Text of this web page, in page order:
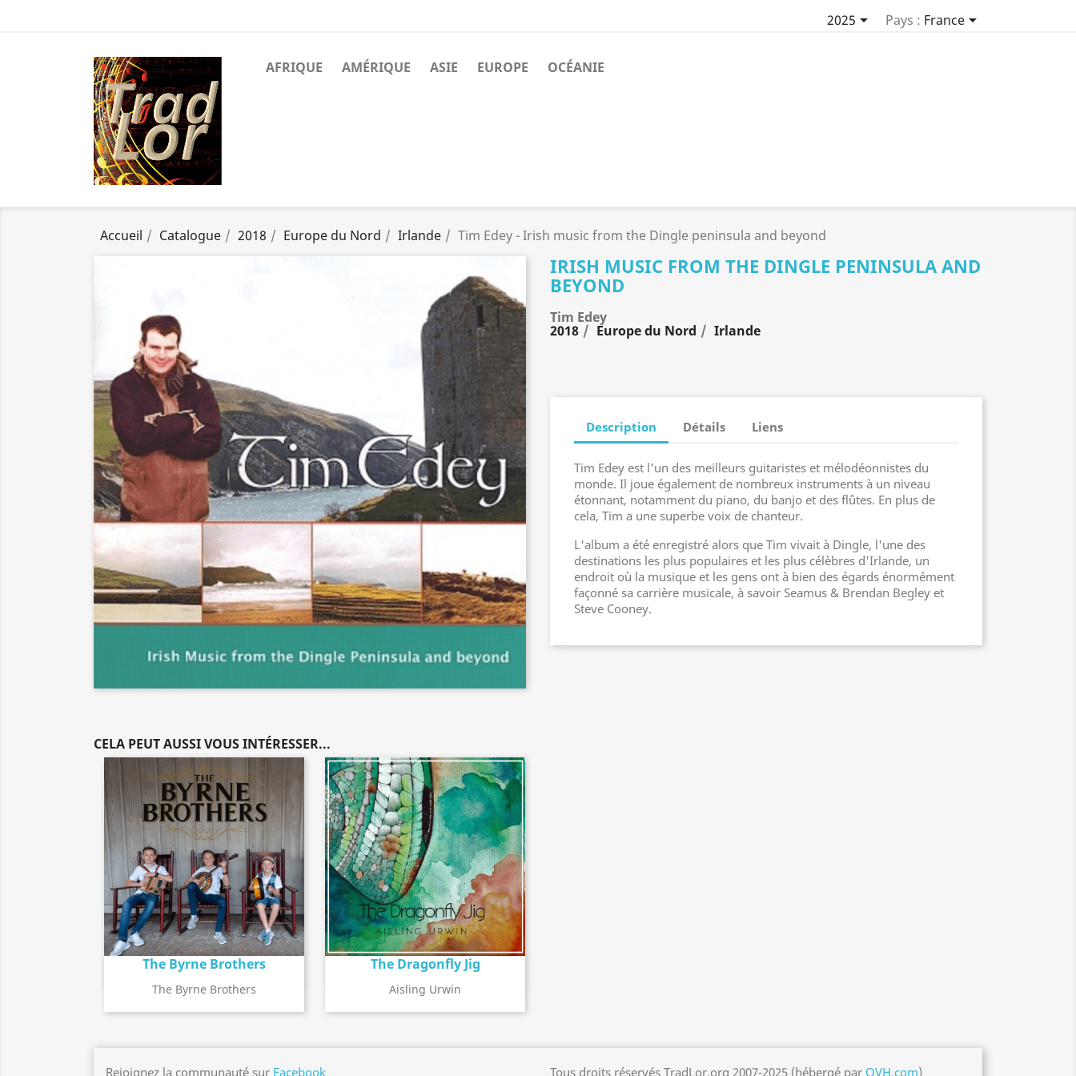
2025 Pays : France
AFRIQUE AMÉRIQUE ASIE EUROPE OCÉANIE
Accueil Catalogue 2018 Europe du Nord Irlande Tim Edey - Irish music from the Dingle peninsula and beyond
IRISH MUSIC FROM THE DINGLE PENINSULA AND
BEYOND
Tim Edey
2018 Europe du Nord Irlande
Description Détails Liens
Tim Edey est l'un des meilleurs guitaristes et mélodéonnistes du
monde. Il joue également de nombreux instruments à un niveau
étonnant, notamment du piano, du banjo et des flûtes. En plus de
cela, Tim a une superbe voix de chanteur.
L'album a été enregistré alors que Tim vivait à Dingle, l'une des
destinations les plus populaires et les plus célèbres d'Irlande, un
endroit où la musique et les gens ont à bien des égards énormément
façonné sa carrière musicale, à savoir Seamus & Brendan Begley et
Steve Cooney.
CELA PEUT AUSSI VOUS INTÉRESSER...
The Byrne Brothers
The Byrne Brothers
searchDétail de l'album The Dragonfly Jig
Aisling Urwin
searchDétail de l'album
Rejoignez la communauté sur Facebook Tous droits réservés TradLor.org 2007-2025 (hébergé par OVH.com)